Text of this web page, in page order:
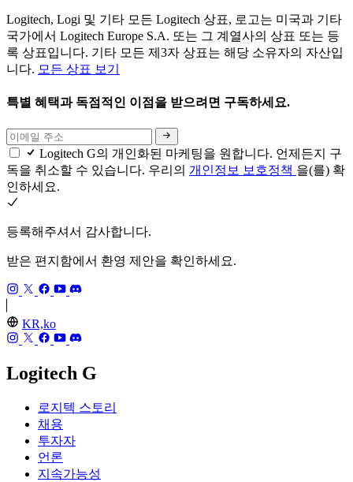
Logitech, Logi 및 기타 모든 Logitech 상표, 로고는 미국과 기타
국가에서 Logitech Europe S.A. 또는 그 계열사의 상표 또는 등
록 상표입니다. 기타 모든 제3자 상표는 해당 소유자의 자산입
니다. 모든 상표 보기
특별 혜택과 독점적인 이점을 받으려면 구독하세요.
Logitech G의 개인화된 마케팅을 원합니다. 언제든지 구
독을 취소할 수 있습니다. 우리의 개인정보 보호정책 을(를) 확
인하세요.
등록해주셔서 감사합니다.
받은 편지함에서 환영 제안을 확인하세요.
KR,ko
Logitech G
로지텍 스토리
채용
투자자
언론
지속가능성